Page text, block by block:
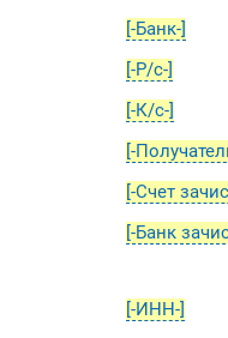
[-Банк-]
[-Р/с-]
[-К/с-]
[-
[-Счет
[-Банк
[-ИНН-]